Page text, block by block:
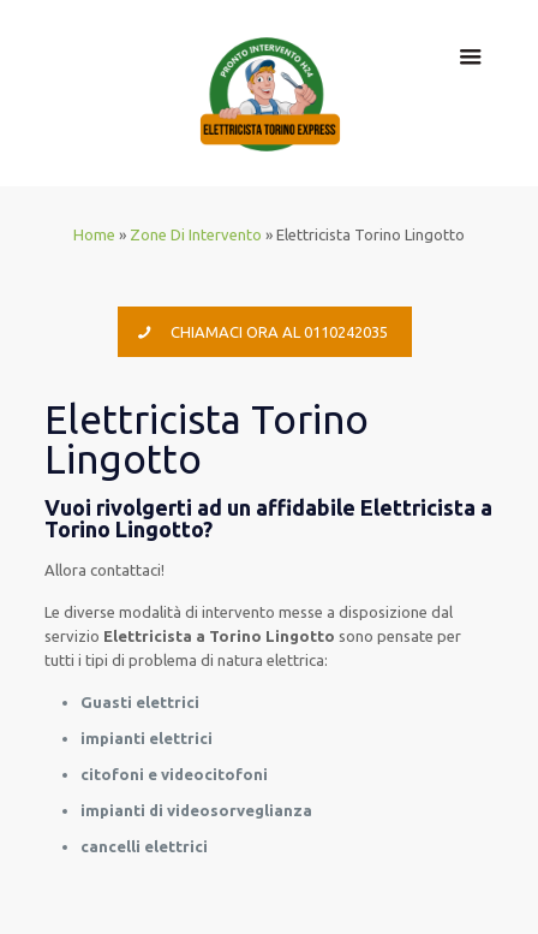
Home » Zone Di Intervento » Elettricista Torino Lingotto
CHIAMACI ORA AL 0110242035
Elettricista Torino
Lingotto
Vuoi rivolgerti ad un affidabile Elettricista a
Torino Lingotto?
Allora contattaci!
Lediverse modalità diintervento messe a disposizione dal
servizio Elettricista a Torino Lingotto sonopensate per
tutti i tipi di problema di natura elettrica:
Guasti elettrici
impianti elettrici
citofoni e videocitofoni
impianti di videosorveglianza
cancelli elettrici